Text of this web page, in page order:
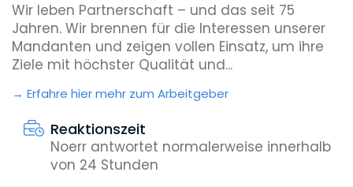
Wir leben Partnerschaft – und das seit 75
Jahren. Wir brennen für die Interessen unserer
Mandanten und zeigen vollen Einsatz, um ihre
Ziele mit höchster Qualität und...
Erfahre hier mehr zum Arbeitgeber
Reaktionszeit
Noerr antwortet normalerweise innerhalb
von 24 Stunden